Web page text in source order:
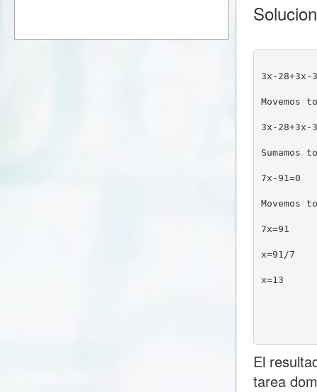
3x-28+3x-
3x-28+3x-
7x-91=0
7x=91
x=91/7
x=13
El
tarea